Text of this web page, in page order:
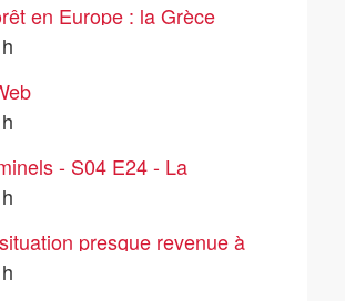
en Europe : la Grèce
nouveaux foyers en
- S04 E24 - La
presque revenue à
le bilan monte à 67 morts